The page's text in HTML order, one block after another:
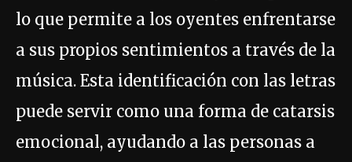
lo que permite a los oyentes enfrentarse
a sus propios sentimientos a través de la
música. Esta identificación con las letras
puede servir como una forma de catarsis
emocional, ayudando a las personas a